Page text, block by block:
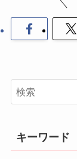
キーワード